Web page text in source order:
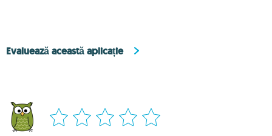
Evaluează această aplicație